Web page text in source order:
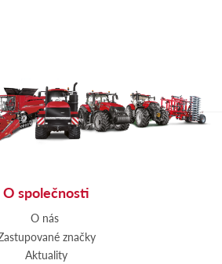
O společnosti
O nás
značky
Aktuality